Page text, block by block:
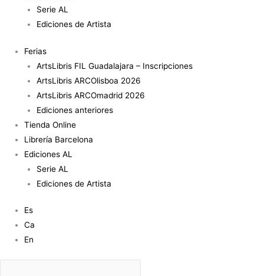
Serie AL
Ediciones de Artista
Ferias
ArtsLibris FIL Guadalajara – Inscripciones
ArtsLibris ARCOlisboa 2026
ArtsLibris ARCOmadrid 2026
Ediciones anteriores
Tienda Online
Librería Barcelona
Ediciones AL
Serie AL
Ediciones de Artista
Es
Ca
En